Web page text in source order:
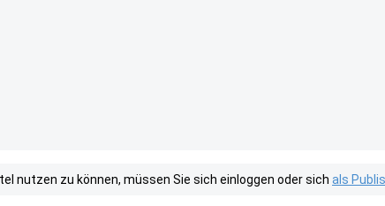
nutzen zu können, müssen Sie sich einloggen oder sich als